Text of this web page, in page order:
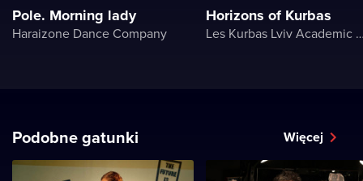
Pole. Morning lady
Haraizone Dance Company
Horizons of Kurbas
Les Kurbas Lviv
Podobne gatunki Więcej